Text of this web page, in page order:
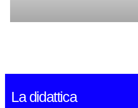
La didattica